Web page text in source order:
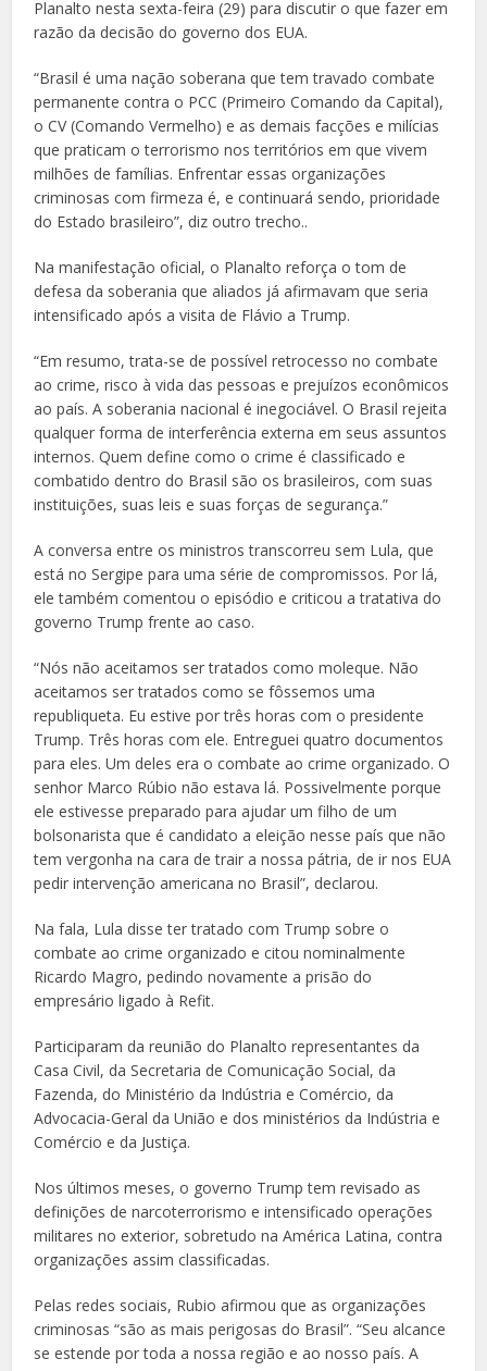
Planalto nesta sexta-feira (29) para discutir o que fazer em
razão da decisão do governo dos EUA.
“Brasil é uma nação soberana que tem travado combate
permanente contra o PCC (Primeiro Comando da Capital),
o CV (Comando Vermelho) e as demais facções e milícias
que praticam o terrorismo nos territórios em que vivem
milhões de famílias. Enfrentar essas organizações
criminosas com firmeza é, e continuará sendo, prioridade
do Estado brasileiro”, diz outro trecho..
Na manifestação oficial, o Planalto reforça o tom de
defesa da soberania que aliados já afirmavam que seria
intensificado após a visita de Flávio a Trump.
“Em resumo, trata-se de possível retrocesso no combate
ao crime, risco à vida das pessoas e prejuízos econômicos
ao país. A soberania nacional é inegociável. O Brasil rejeita
qualquer forma de interferência externa em seus assuntos
internos. Quem define como o crime é classificado e
combatido dentro do Brasil são os brasileiros, com suas
instituições, suas leis e suas forças de segurança.”
A conversa entre os ministros transcorreu sem Lula, que
está no Sergipe para uma série de compromissos. Por lá,
ele também comentou o episódio e criticou a tratativa do
governo Trump frente ao caso.
“Nós não aceitamos ser tratados como moleque. Não
aceitamos ser tratados como se fôssemos uma
republiqueta. Eu estive por três horas com o presidente
Trump. Três horas com ele. Entreguei quatro documentos
para eles. Um deles era o combate ao crime organizado. O
senhor Marco Rúbio não estava lá. Possivelmente porque
ele estivesse preparado para ajudar um filho de um
bolsonarista que é candidato a eleição nesse país que não
tem vergonha na cara de trair a nossa pátria, de ir nos EUA
pedir intervenção americana no Brasil”, declarou.
Na fala, Lula disse ter tratado com Trump sobre o
combate ao crime organizado e citou nominalmente
Ricardo Magro, pedindo novamente a prisão do
empresário ligado à Refit.
Participaram da reunião do Planalto representantes da
Casa Civil, da Secretaria de Comunicação Social, da
Fazenda, do Ministério da Indústria e Comércio, da
Advocacia-Geral da União e dos ministérios da Indústria e
Comércio e da Justiça.
Nos últimos meses, o governo Trump tem revisado as
definições de narcoterrorismo e intensificado operações
militares no exterior, sobretudo na América Latina, contra
organizações assim classificadas.
Pelas redes sociais, Rubio afirmou que as organizações
criminosas “são as mais perigosas do Brasil”. “Seu alcance
se estende por toda a nossa região e ao nosso país. A